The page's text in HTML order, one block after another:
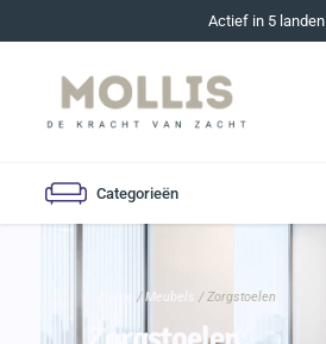
Actief in 5 landen
Categorieën
Home /Meubels / Zorgstoelen